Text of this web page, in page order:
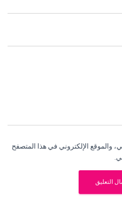
والموقع الإلكتروني في هذا المتصفح